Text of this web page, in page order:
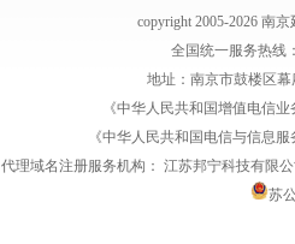
copyright 2005-2026 南
全国统一服务热线
地址：南京市鼓楼区幕
《中华人民共和国增值电信
《中华人民共和国电信与信息
代理域名注册服务机构： 江苏邦宁科技有限
苏